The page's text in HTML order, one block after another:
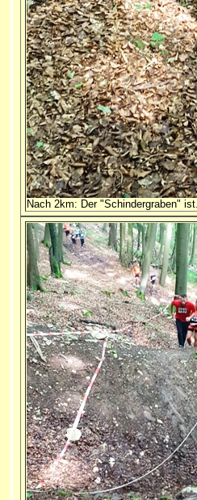
Nach 2km: Der "Schindergraben"